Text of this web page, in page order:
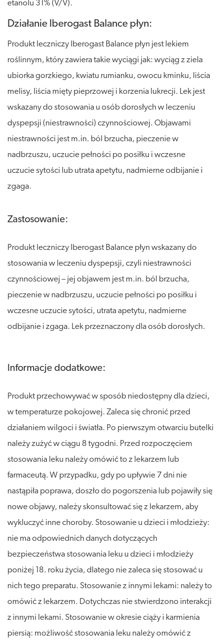
etanolu 31% (V/V).
Działanie Iberogast Balance płyn:
Produkt leczniczy Iberogast Balance płyn jest lekiem
roślinnym, który zawiera takie wyciągi jak: wyciąg z ziela
ubiorka gorzkiego, kwiatu rumianku, owocu kminku, liścia
melisy, liścia mięty pieprzowej i korzenia lukrecji. Lek jest
wskazany do stosowania u osób dorosłych w leczeniu
dyspepsji (niestrawności) czynnościowej. Objawami
niestrawności jest m.in. ból brzucha, pieczenie w
nadbrzuszu, uczucie pełności po posiłku i wczesne
uczucie sytości lub utrata apetytu, nadmierne odbijanie i
zgaga.
Zastosowanie:
Produkt leczniczy Iberogast Balance płyn wskazany do
stosowania w leczeniu dyspepsji, czyli niestrawności
czynnościowej – jej objawem jest m.in. ból brzucha,
pieczenie w nadbrzuszu, uczucie pełności po posiłku i
wczesne uczucie sytości, utrata apetytu, nadmierne
odbijanie i zgaga. Lek przeznaczony dla osób dorosłych.
Informacje dodatkowe:
Produkt przechowywać w sposób niedostępny dla dzieci,
w temperaturze pokojowej. Zaleca się chronić przed
działaniem wilgoci i światła. Po pierwszym otwarciu butelki
należy zużyć w ciągu 8 tygodni. Przed rozpoczęciem
stosowania leku należy omówić to z lekarzem lub
farmaceutą. W przypadku, gdy po upływie 7 dni nie
nastąpiła poprawa, doszło do pogorszenia lub pojawiły się
nowe objawy, należy skonsultować się z lekarzem, aby
wykluczyć inne choroby. Stosowanie u dzieci i młodzieży:
nie ma odpowiednich danych dotyczących
bezpieczeństwa stosowania leku u dzieci i młodzieży
poniżej 18. roku życia, dlatego nie zaleca się stosować u
nich tego preparatu. Stosowanie z innymi lekami: należy to
omówić z lekarzem. Dotychczas nie stwierdzono interakcji
z innymi lekami. Stosowanie w okresie ciąży i karmienia
piersią: możliwość stosowania leku należy omówić z